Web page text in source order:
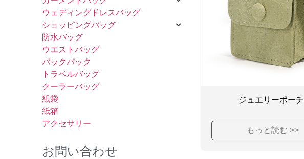
ウェディングドレスバッグ
ショッピングバッグ
防水バッグ
ウエストバッグ
バックパック
トラベルバッグ
クーラーバッグ
紙袋
紙箱
アクセサリー
お問い合わせ
ジュエリーポーチ
もっと読む >>